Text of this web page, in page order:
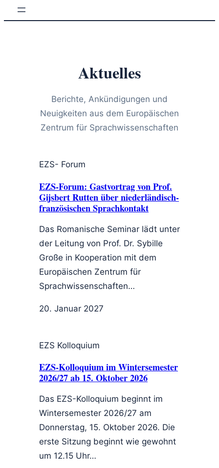
Zum
Aktuelles
Berichte, Ankündigungen und
Neuigkeiten aus dem Europäischen
Zentrum für Sprachwissenschaften
EZS- Forum
EZS-Forum: Gastvortrag von Prof.
Gijsbert Rutten über niederländisch-
französischen Sprachkontakt
Das Romanische Seminar lädt unter
der Leitung von Prof. Dr. Sybille
Große in Kooperation mit dem
Europäischen Zentrum für
Sprachwissenschaften…
20. Januar 2027
EZS Kolloquium
EZS-Kolloquium im Wintersemester
2026/27 ab 15. Oktober 2026
Das EZS-Kolloquium beginnt im
Wintersemester 2026/27 am
Donnerstag, 15. Oktober 2026. Die
erste Sitzung beginnt wie gewohnt
um 12.15 Uhr…